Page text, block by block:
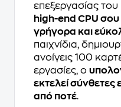
επεξεργασίας του
high-end CPU
γρήγορα και
παιχνίδια,
ανοίγεις 100
εργασίες, ο
εκτελεί σύνθετες
από ποτέ.